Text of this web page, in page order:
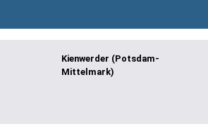
Kienwerder (Potsdam-
Mittelmark)